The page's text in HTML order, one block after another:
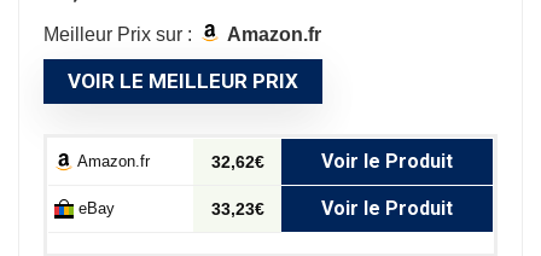
Meilleur Prix sur : Amazon.fr
VOIR LE MEILLEUR PRIX
Amazon.fr 32,62€ Voir le Produit
eBay 33,23€ Voir le Produit